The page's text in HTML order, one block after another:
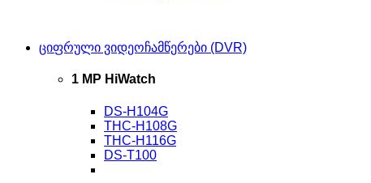
ციფრული ვიდეოჩამწერები (DVR)
1 MP HiWatch
DS-H104G
THC-H108G
THC-H116G
DS-T100